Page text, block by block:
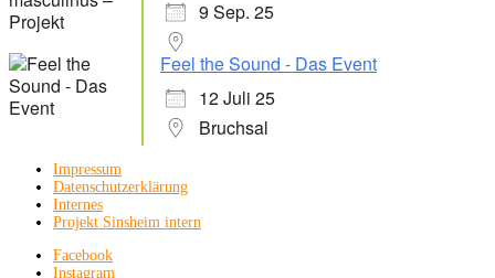
9 Sep. 25
Feel the Sound - Das Event
12 Juli 25
Bruchsal
Impressum
Datenschutzerklärung
Internes
Projekt Sinsheim intern
Facebook
Instagram